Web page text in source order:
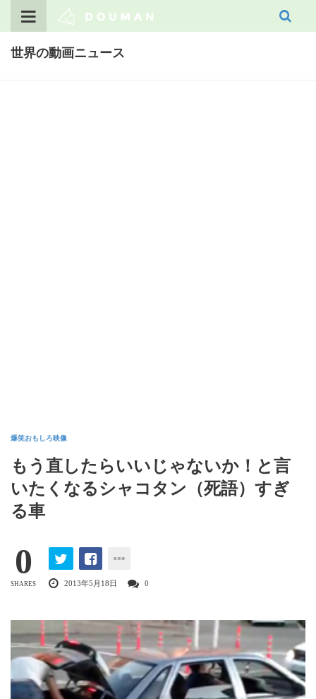
世界の動画ニュース
爆笑おもしろ映像
もう直したらいいじゃないか！と言
いたくなるシャコタン（死語）すぎ
る車
0
SHARES 2013年5月18日 0